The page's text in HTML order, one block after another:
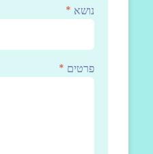
נושא *
פרטים *